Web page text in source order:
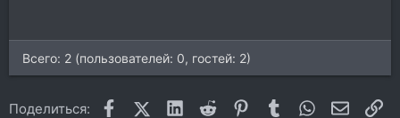
Всего: 2 (пользователей: 0, гостей: 2)
Поделиться: FacebookX (Twitter)
LinkedIn
Reddit Pinterest
Tumblr WhatsApp